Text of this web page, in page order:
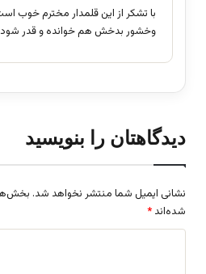
با تشکر از این قلمدار مخترم خوب
وخشور بدخش هم خوانده و قدر شود.
دیدگاهتان را بنویسید
نشانی ایمیل شما منتشر نخواهد شد.
شده‌اند *